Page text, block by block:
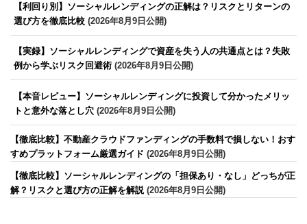
【利回り別】ソーシャルレンディングの正解は？リスクとリターンの
選び方を徹底比較 (2026年8月9日公開)
【実録】ソーシャルレンディングで資産を失う人の共通点とは？失敗
例から学ぶリスク回避術 (2026年8月9日公開)
【本音レビュー】ソーシャルレンディングに投資して分かったメリッ
トと意外な落とし穴 (2026年8月9日公開)
【徹底比較】不動産クラウドファンディングの手数料で損しない！おす
すめプラットフォーム厳選ガイド (2026年8月9日公開)
【徹底比較】ソーシャルレンディングの「担保あり・なし」どっちが正
解？リスクと選び方の正解を解説(2026年8月9日公開)